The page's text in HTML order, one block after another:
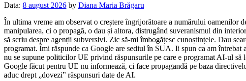
Data: 8 august 2026 by Diana Maria Brăgaru
În ultima vreme am observat o creștere îngrijorătoare a numărului oamenilor
manipularea, ci o propagă, o dau și altora, distrugând suveranismul din
să scriu despre agenții subversivi. Zic să-mi îmbogățesc cunoștințele. Dau
programat. Îmi răspunde ca Google are sediul în SUA. Ii spun ca am
nu se supune politicilor UE privind răspunsurile pe care e programat AI-ul
Google făcut pentru UE nu informează, ci face propagandă pe baza
aduc drept „dovezi” răspunsuri date de AI.